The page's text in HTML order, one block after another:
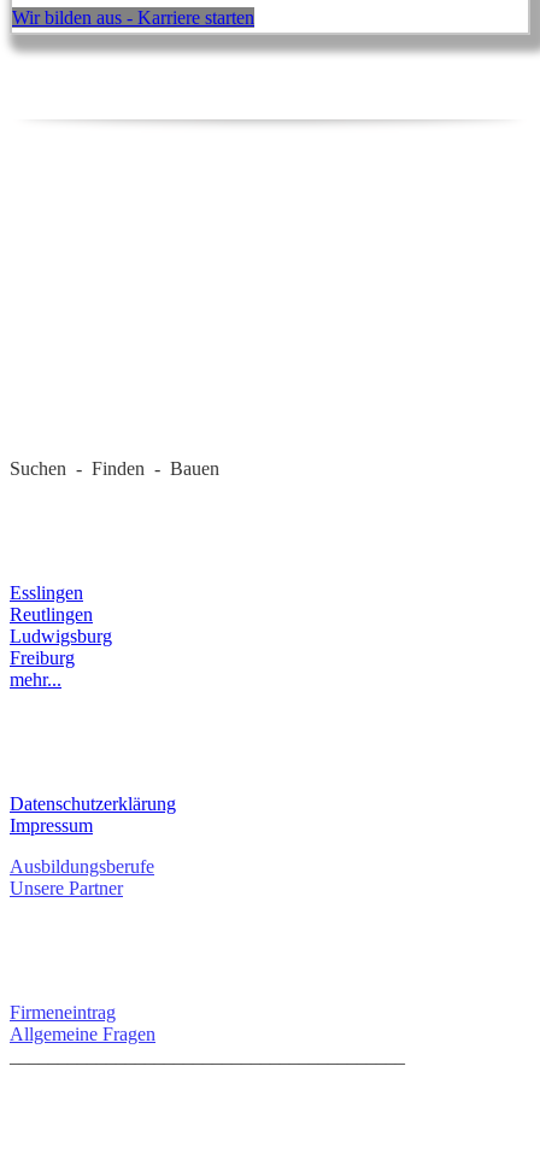
Wir bilden aus - Karriere starten
Suchen - Finden - Bauen
Esslingen
Reutlingen
Ludwigsburg
Freiburg
mehr...
Datenschutzerklärung
Impressum
Ausbildungsberufe
Unsere Partner
Firmeneintrag
Allgemeine Fragen